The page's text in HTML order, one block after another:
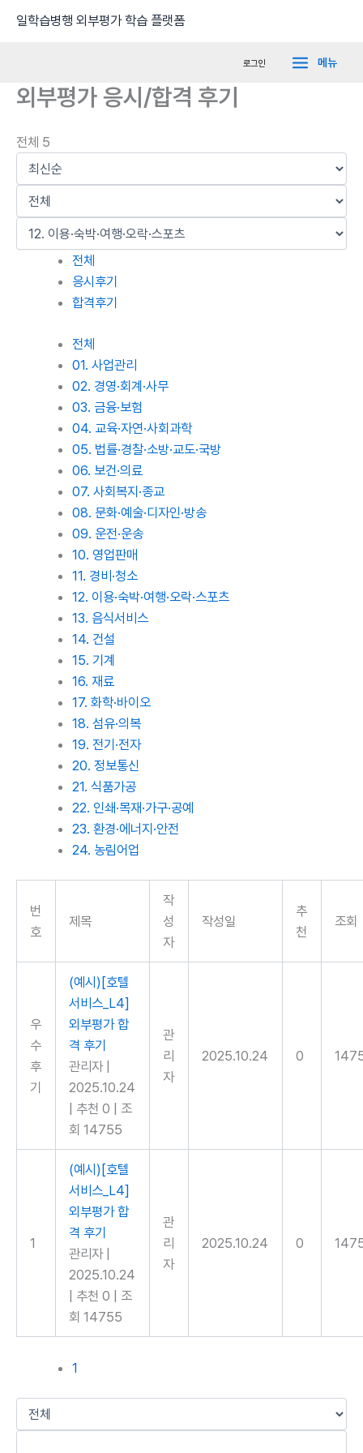
일학습병행 외부평가 학습 플랫폼
로그인
Menu
메뉴
외부평가 응시/합격 후기
전체 5
전체
응시후기
합격후기
전체
01. 사업관리
02. 경영·회계·사무
03. 금융·보험
04. 교육·자연·사회과학
05. 법률·경찰·소방·교도·국방
06. 보건·의료
07. 사회복지·종교
08. 문화·예술·디자인·방송
09. 운전·운송
10. 영업판매
11. 경비·청소
12. 이용·숙박·여행·오락·스포츠
13. 음식서비스
14. 건설
15. 기계
16. 재료
17. 화학·바이오
18. 섬유·의복
19. 전기·전자
20. 정보통신
21. 식품가공
22. 인쇄·목재·가구·공예
23. 환경·에너지·안전
24. 농림어업
번
호
제목
작
성
자
작성일
추
천
조회
우
수
후
기
(예시)[호텔
서비스_L4]
외부평가 합
격 후기
관리자
2025.10.24
추천 0
조
회 14755
관
리
자
2025.10.24 0
1
(예시)[호텔
서비스_L4]
외부평가 합
격 후기
관리자
2025.10.24
추천 0
조
회 14755
관
리
자
2025.10.24 0
1